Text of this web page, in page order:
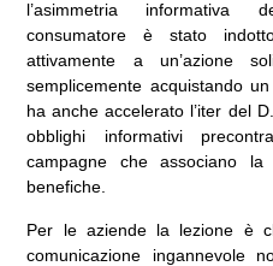
l’asimmetria informativa
consumatore è stato
attivamente a un’azione
semplicemente acquistando
ha anche accelerato l’iter del
obblighi informativi
campagne che associano
benefiche.
Per le aziende la lezione è
comunicazione ingannevole